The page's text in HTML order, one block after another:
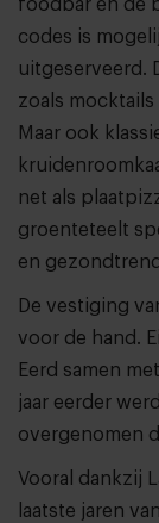
foodbar en de
codes is
uitgeserveerd.
zoals
Maar ook
net als
groenteteelt
en
De vestiging
voor de hand.
Eerd samen
jaar eerder
overgenomen
Vooral dankzij
laatste jaren